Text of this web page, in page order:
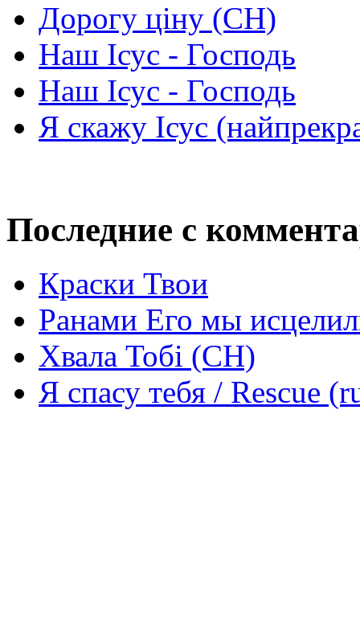
Дорогу ціну (СН)
Наш Ісус - Господь
Наш Ісус - Господь
Я скажу Ісус
Последние с
Краски Твои
Ранами Его мы
Хвала Тобі (СН)
Я спасу тебя / Rescue